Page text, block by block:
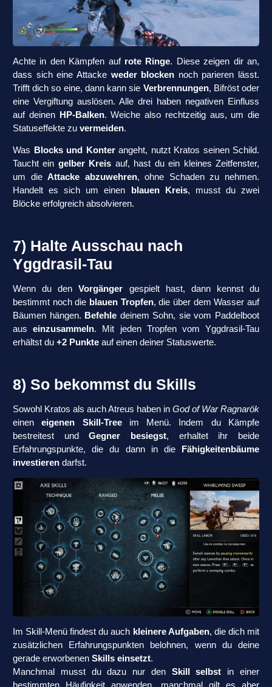
Achte in den Kämpfen auf rote Ringe. Diese zeigen dir an,
dass sich eine Attacke weder blocken noch parieren lässt.
Trifft dich so eine, dann kann sie Verbrennungen, Bifröst oder
eine Vergiftung auslösen. Alle drei haben negativen Einfluss
auf deinen
HP-Balken. Weiche also rechtzeitig aus, um die
Statuseffekte zu vermeiden.
Was Blocks und Konterangeht, nutzt Kratos seinen Schild.
Taucht ein gelber Kreis auf, hast du ein kleines Zeitfenster,
um dieAttacke abzuwehren, ohne Schaden zu nehmen.
Handelt es sich um einen
blauen Kreis, musst du zwei
Blöcke erfolgreich absolvieren.
7) Halte Ausschau nach
Yggdrasil-Tau
Wenn du denVorgänger gespielt hast, dann kennst du
bestimmt noch die blauen Tropfen, die über dem Wasser auf
Bäumen hängen. Befehle deinem Sohn, sie vom Paddelboot
auseinzusammeln. Mit jeden Tropfen vom Yggdrasil-Tau
erhältst du +2 Punkte auf einen deiner Statuswerte.
8) So bekommst du Skills
Sowohl Kratos als auch Atreus haben in God of War Ragnarök
eineneigenen Skill-Treeim Menü. Indem du Kämpfe
bestreitest undGegner besiegst, erhaltet ihr beide
Erfahrungspunkte, die du dann in die
Fähigkeitenbäume
investieren darfst.
Im Skill-Menü findest du auch kleinere Aufgaben, die dich mit
zusätzlichen Erfahrungspunkten belohnen, wenn du deine
gerade erworbenen Skills einsetzt.
Manchmal musst du dazu nur den Skill selbst in einer